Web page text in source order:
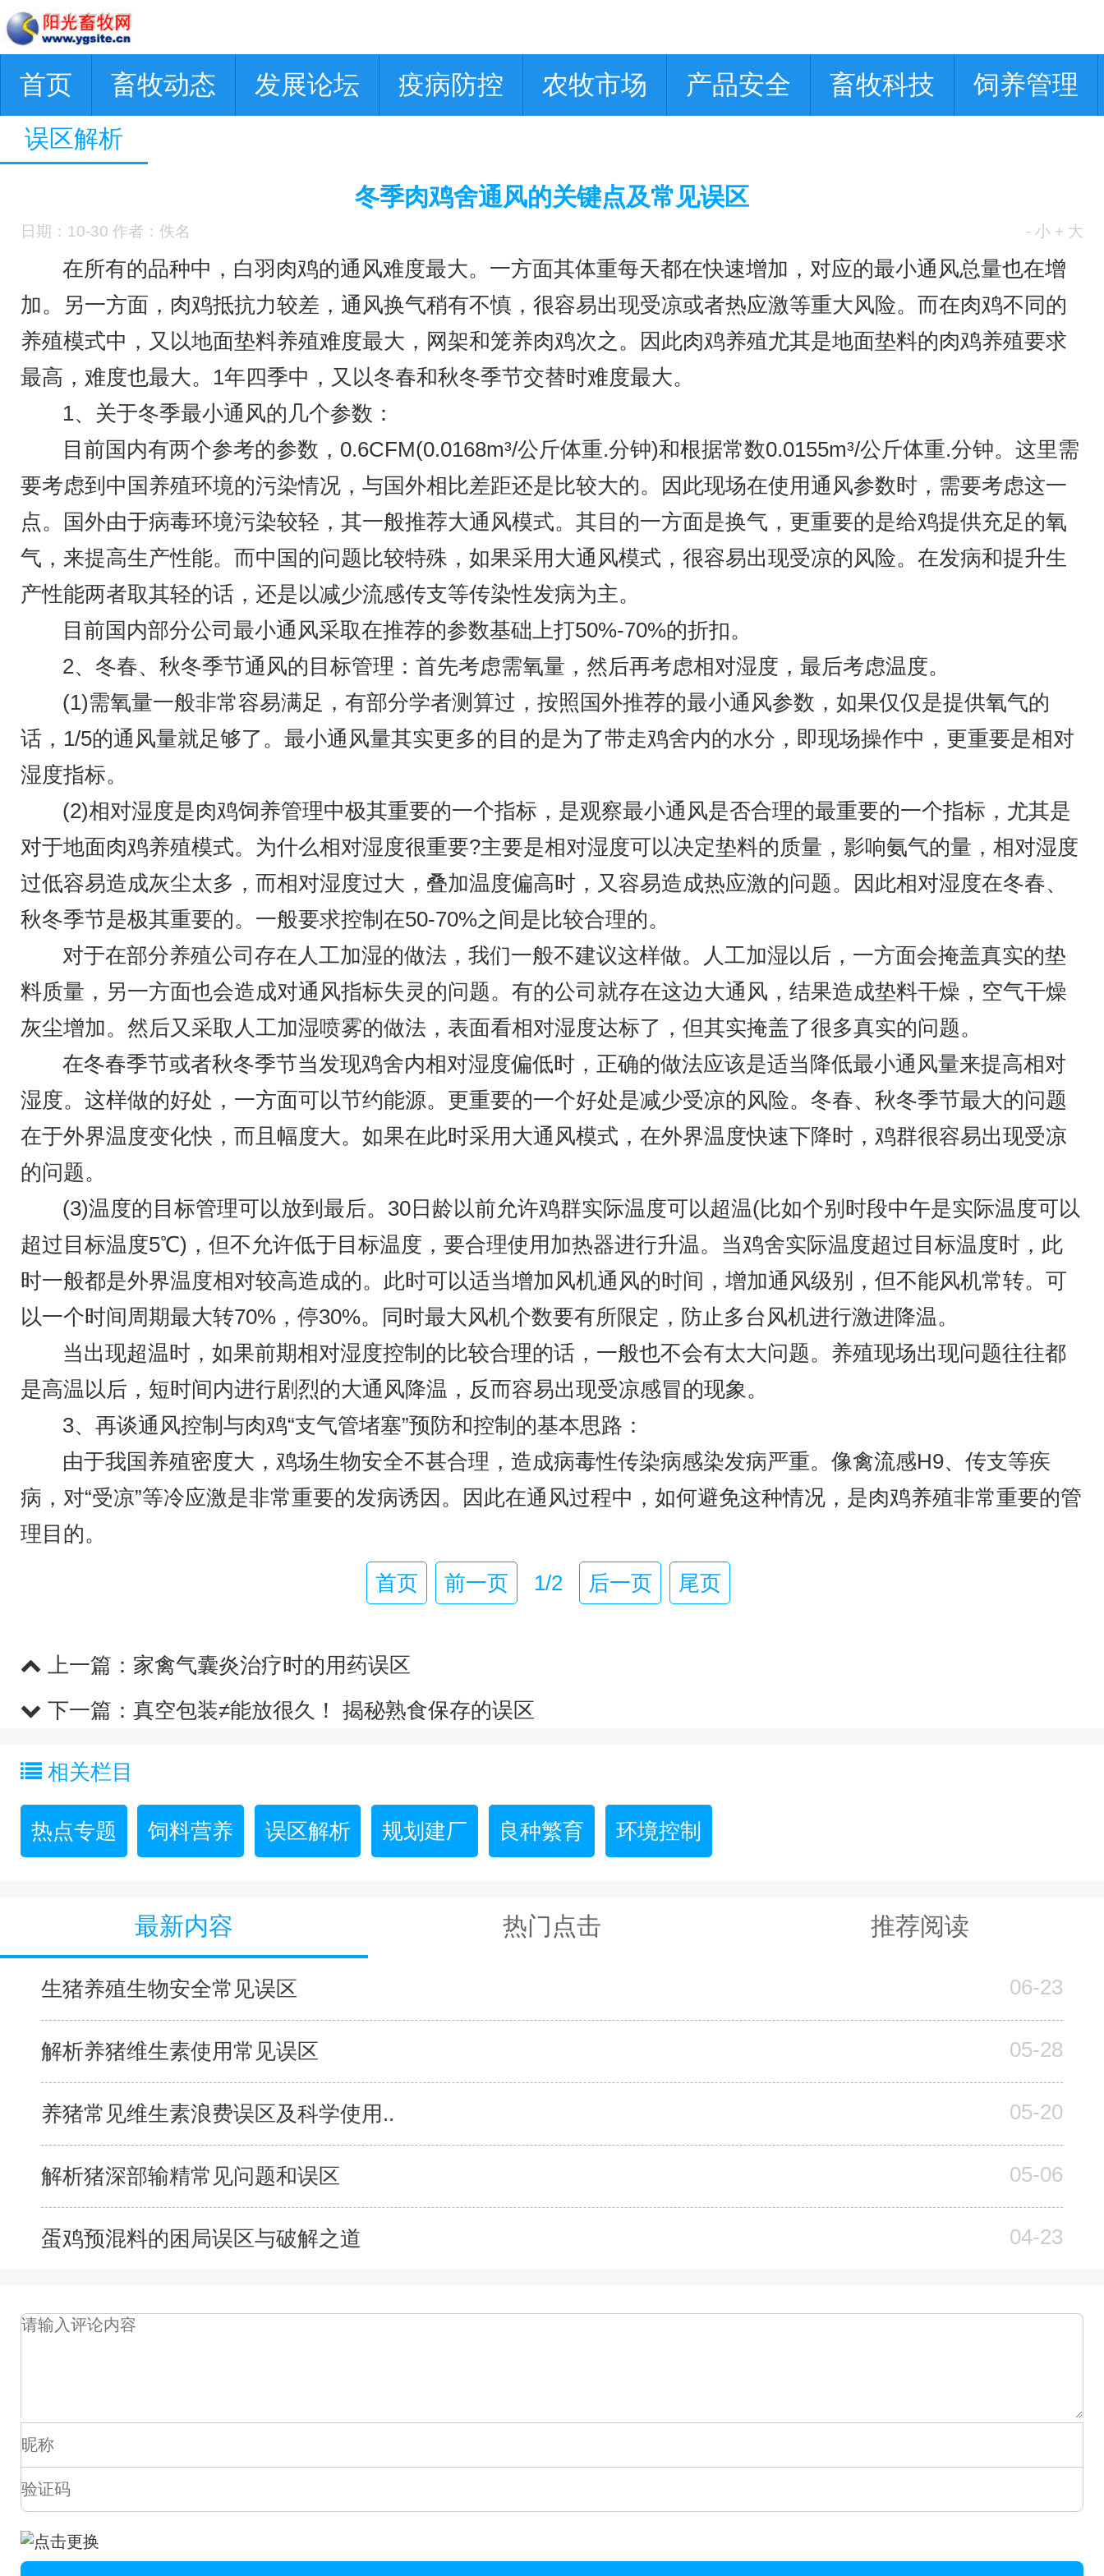
首页 畜牧动态 发展论坛 疫病防控 农牧市场 产品安全 畜牧科技 饲养管理
误区解析
冬季肉鸡舍通风的关键点及常见误区
日期：10-30 作者：佚名 - 小 + 大
在所有的品种中，白羽肉鸡的通风难度最大。一方面其体重每天都在快速增加，对应的最小通风总量也在增
加。另一方面，肉鸡抵抗力较差，通风换气稍有不慎，很容易出现受凉或者热应激等重大风险。而在肉鸡不同的
养殖模式中，又以地面垫料养殖难度最大，网架和笼养肉鸡次之。因此肉鸡养殖尤其是地面垫料的肉鸡养殖要求
最高，难度也最大。1年四季中，又以冬春和秋冬季节交替时难度最大。
1、关于冬季最小通风的几个参数：
目前国内有两个参考的参数，0.6CFM(0.0168m³/公斤体重.分钟)和根据常数0.0155m³/公斤体重.分钟。这里需
要考虑到中国养殖环境的污染情况，与国外相比差距还是比较大的。因此现场在使用通风参数时，需要考虑这一
点。国外由于病毒环境污染较轻，其一般推荐大通风模式。其目的一方面是换气，更重要的是给鸡提供充足的氧
气，来提高生产性能。而中国的问题比较特殊，如果采用大通风模式，很容易出现受凉的风险。在发病和提升生
产性能两者取其轻的话，还是以减少流感传支等传染性发病为主。
目前国内部分公司最小通风采取在推荐的参数基础上打50%-70%的折扣。
2、冬春、秋冬季节通风的目标管理：首先考虑需氧量，然后再考虑相对湿度，最后考虑温度。
(1)需氧量一般非常容易满足，有部分学者测算过，按照国外推荐的最小通风参数，如果仅仅是提供氧气的
话，1/5的通风量就足够了。最小通风量其实更多的目的是为了带走鸡舍内的水分，即现场操作中，更重要是相对
湿度指标。
(2)相对湿度是肉鸡饲养管理中极其重要的一个指标，是观察最小通风是否合理的最重要的一个指标，尤其是
对于地面肉鸡养殖模式。为什么相对湿度很重要?主要是相对湿度可以决定垫料的质量，影响氨气的量，相对湿度
过低容易造成灰尘太多，而相对湿度过大，叠加温度偏高时，又容易造成热应激的问题。因此相对湿度在冬春、
秋冬季节是极其重要的。一般要求控制在50-70%之间是比较合理的。
对于在部分养殖公司存在人工加湿的做法，我们一般不建议这样做。人工加湿以后，一方面会掩盖真实的垫
料质量，另一方面也会造成对通风指标失灵的问题。有的公司就存在这边大通风，结果造成垫料干燥，空气干燥
灰尘增加。然后又采取人工加湿喷雾的做法，表面看相对湿度达标了，但其实掩盖了很多真实的问题。
在冬春季节或者秋冬季节当发现鸡舍内相对湿度偏低时，正确的做法应该是适当降低最小通风量来提高相对
湿度。这样做的好处，一方面可以节约能源。更重要的一个好处是减少受凉的风险。冬春、秋冬季节最大的问题
在于外界温度变化快，而且幅度大。如果在此时采用大通风模式，在外界温度快速下降时，鸡群很容易出现受凉
的问题。
(3)温度的目标管理可以放到最后。30日龄以前允许鸡群实际温度可以超温(比如个别时段中午是实际温度可以
超过目标温度5℃)，但不允许低于目标温度，要合理使用加热器进行升温。当鸡舍实际温度超过目标温度时，此
时一般都是外界温度相对较高造成的。此时可以适当增加风机通风的时间，增加通风级别，但不能风机常转。可
以一个时间周期最大转70%，停30%。同时最大风机个数要有所限定，防止多台风机进行激进降温。
当出现超温时，如果前期相对湿度控制的比较合理的话，一般也不会有太大问题。养殖现场出现问题往往都
是高温以后，短时间内进行剧烈的大通风降温，反而容易出现受凉感冒的现象。
3、再谈通风控制与肉鸡“支气管堵塞”预防和控制的基本思路：
由于我国养殖密度大，鸡场生物安全不甚合理，造成病毒性传染病感染发病严重。像禽流感H9、传支等疾
病，对“受凉”等冷应激是非常重要的发病诱因。因此在通风过程中，如何避免这种情况，是肉鸡养殖非常重要的管
理目的。
首页 前一页 1/2 后一页 尾页
上一篇： 家禽气囊炎治疗时的用药误区
下一篇： 真空包装≠能放很久！ 揭秘熟食保存的误区
相关栏目
热点专题 饲料营养 误区解析 规划建厂 良种繁育 环境控制
最新内容 热门点击 推荐阅读
生猪养殖生物安全常见误区 06-23
解析养猪维生素使用常见误区 05-28
养猪常见维生素浪费误区及科学使用.. 05-20
解析猪深部输精常见问题和误区 05-06
蛋鸡预混料的困局误区与破解之道 04-23